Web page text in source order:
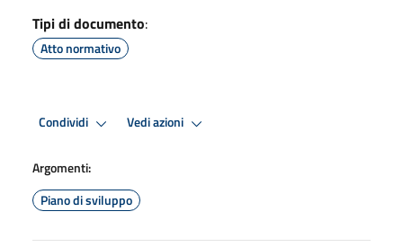
Tipi di documento:
Atto normativo
Condividi Vedi azioni
Argomenti:
Piano di sviluppo